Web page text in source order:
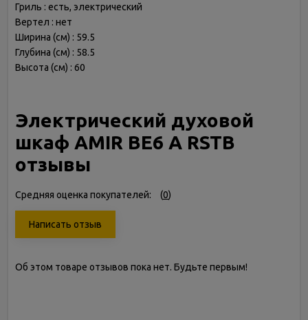
Гриль : есть, электрический
Вертел : нет
Ширина (см) : 59.5
Глубина (см) : 58.5
Высота (см) : 60
Электрический духовой
шкаф AMIR BE6 A RSTB
отзывы
Средняя оценка покупателей: (0)
Написать отзыв
Об этом товаре отзывов пока нет. Будьте первым!